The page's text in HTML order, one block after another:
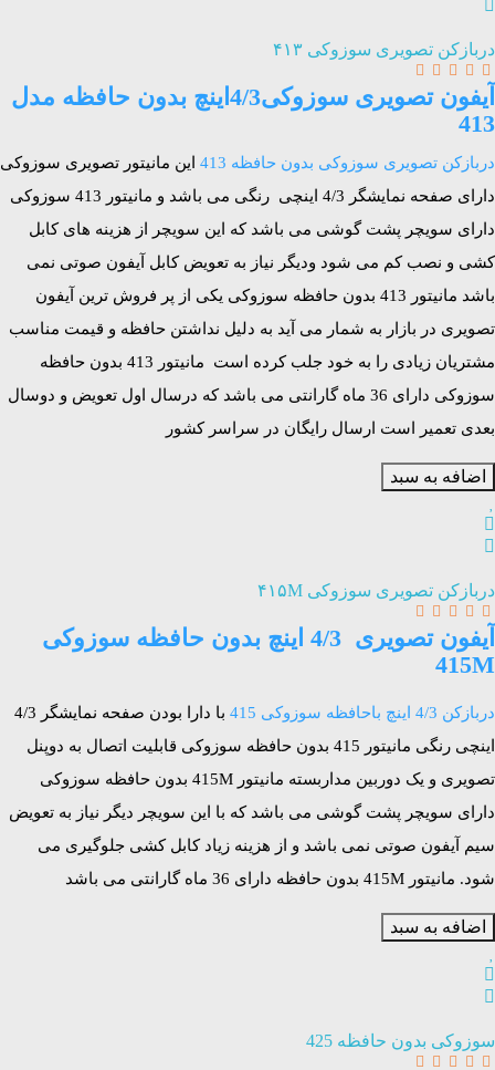
دربازکن تصویری سوزوکی ۴۱۳
آیفون تصویری سوزوکی4/3اینچ بدون حافظه مدل
413
دربازکن تصویری سوزوکی بدون حافظه 413
این مانیتور تصویری سوزوکی
دارای صفحه نمایشگر 4/3 اینچی رنگی می باشد و مانیتور 413 سوزوکی
دارای سویچر پشت گوشی می باشد که این سویچر از هزینه های کابل
کشی و نصب کم می شود ودیگر نیاز به تعویض کابل آیفون صوتی نمی
باشد مانیتور 413 بدون حافظه سوزوکی یکی از پر فروش ترین آیفون
تصویری در بازار به شمار می آید به دلیل نداشتن حافظه و قیمت مناسب
مشتریان زیادی را به خود جلب کرده است مانیتور 413 بدون حافظه
سوزوکی
دارای 36 ماه گارانتی می باشد که درسال اول تعویض و دوسال
بعدی تعمیر است ارسال رایگان در سراسر کشور
اضافه به سبد
دربازکن تصویری سوزوکی ۴۱۵M
آیفون تصویری 4/3 اینچ بدون حافظه سوزوکی
415M
دربازکن 4/3 اینچ باحافظه سوزوکی 415
با دارا بودن صفحه نمایشگر 4/3
اینچی رنگی مانیتور 415 بدون حافظه سوزوکی قابلیت اتصال به دوپنل
تصویری و یک دوربین مداربسته مانیتور 415M بدون حافظه سوزوکی
دارای سویچر پشت گوشی می باشد که با این سویچر دیگر نیاز به تعویض
سیم آیفون صوتی نمی باشد و از هزینه زیاد کابل کشی جلوگیری می
شود. مانیتور 415M بدون حافظه دارای 36 ماه گارانتی می باشد
اضافه به سبد
سوزوکی بدون حافظه 425